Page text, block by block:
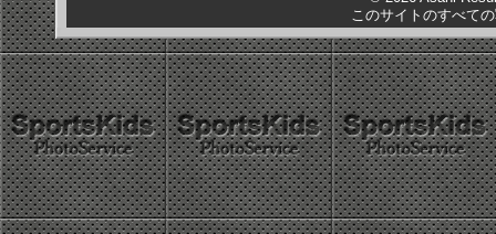
このサイトのすべて